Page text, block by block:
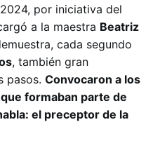
por iniciativa del
a la maestra Beatriz
cada segundo
, también gran
pasos. Convocaron a los
formaban parte de
el preceptor de la